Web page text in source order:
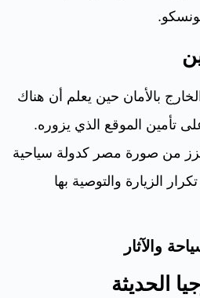
بالأمان حين يعلم أن هناك
الموقع الذي يزوره.
من صورة مصر كدولة سياحية
الزيارة والتوصية بها
والآثار
الحديثة